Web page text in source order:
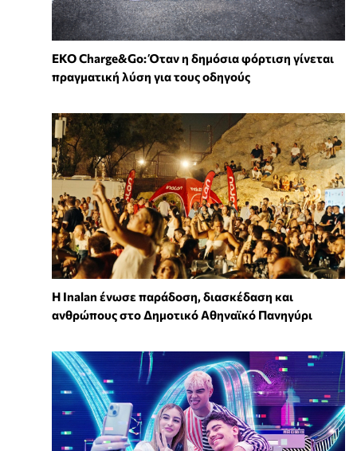
EKO Charge&Go: Όταν η δημόσια φόρτιση γίνεται
πραγματική λύση για τους οδηγούς
Η Inalan ένωσε παράδοση, διασκέδαση και
ανθρώπους στο Δημοτικό Αθηναϊκό Πανηγύρι